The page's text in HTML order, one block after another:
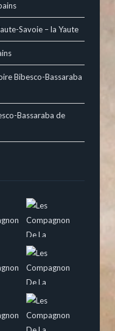
Savoie – la Yaute
Bibesco-Bassaraba
Bassaraba de